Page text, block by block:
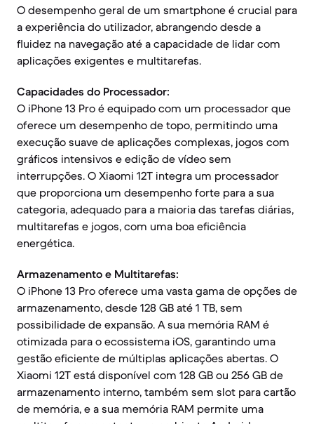
O desempenho geral de um smartphone é crucial para
a experiência do utilizador, abrangendo desde a
fluidez na navegação até a capacidade de lidar com
aplicações exigentes e multitarefas.
Capacidades do Processador:
O iPhone 13 Pro é equipado com um processador que
oferece um desempenho de topo, permitindo uma
execução suave de aplicações complexas, jogos com
gráficos intensivos e edição de vídeo sem
interrupções. O Xiaomi 12T integra um processador
que proporciona um desempenho forte para a sua
categoria, adequado para a maioria das tarefas diárias,
multitarefas e jogos, com uma boa eficiência
energética.
Armazenamento e Multitarefas:
O iPhone 13 Pro oferece uma vasta gama de opções de
armazenamento, desde 128 GB até 1 TB, sem
possibilidade de expansão. A sua memória RAM é
otimizada para o ecossistema iOS, garantindo uma
gestão eficiente de múltiplas aplicações abertas. O
Xiaomi 12T está disponível com 128 GB ou 256 GB de
armazenamento interno, também sem slot para cartão
de memória, e a sua memória RAM permite uma